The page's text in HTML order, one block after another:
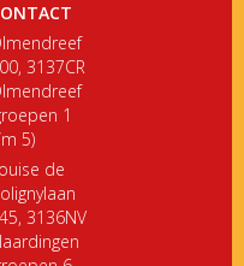
3137CR
1
5)
de
3136NV